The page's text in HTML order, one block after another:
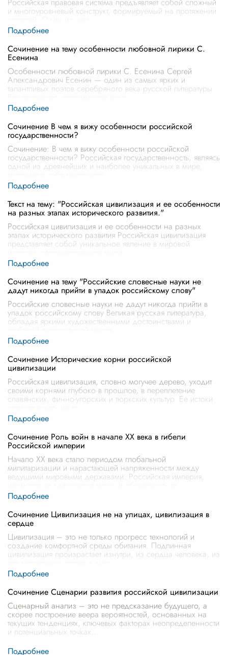
и многоуровневый конструкт, формируемый на протяжении
Сочинение на тему особенности любовной лирики С.
Есенина
Особенности любовной лирики С. Есенина Сергей
Александрович Есенин — один из самых ярких и
талантливых поэтов серебряного века русской литературы.
Сочинение В чем я вижу особенности российской
государственности?
Сочинение: В чем я вижу особенности российской
государственности? Российская государственность, являясь
одной из древнейших и наиболее уникальных в мире,
Текст на тему: "Российская цивилизация и ее особенности
на разных этапах исторического развития."
Российская цивилизация и ее особенности на разных
этапах исторического развития Российская цивилизация
представляет собой уникальное явление в мировой
Сочинение на тему "Российские словесные науки не
дадут никогда прийти в упадок российскому слову"
Российские словесные науки не дадут никогда прийти в
упадок российскому слову Великая русская литература,
обладая яркими художественными достоинствами и
Сочинение Исторические корни российской
цивилизации
Российская цивилизация, словно могучее дерево, уходит
своими корнями глубоко в прошлое, в переплетение
славянских, финно-угорских и тюркских культур. Ее истоки
Сочинение Роль войн в начале XX века в гибели
Российской империи
Начало XX века стало периодом глобальной
милитаризации и нарастающей напряженности между
ведущими мировыми державами. Российская империя,
Сочинение Цивилизация не на улицах, цивилизация в
сердце
Цивилизация – это не только прогресс технологий и
создание комфортной среды обитания. Подлинная
цивилизация произрастает изнутри, из сердца человека, из
Сочинение Сценарии развития российской цивилизации
Сценарный анализ – это не предсказание будущего, а
скорее построение веера вероятностей, основанных на
текущих тенденциях, ключевых факторах неопределенности
и потенциальных точках